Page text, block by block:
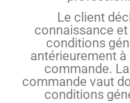
Le client
connaissance
conditions
antérieurement
commande.
commande vaut
conditions